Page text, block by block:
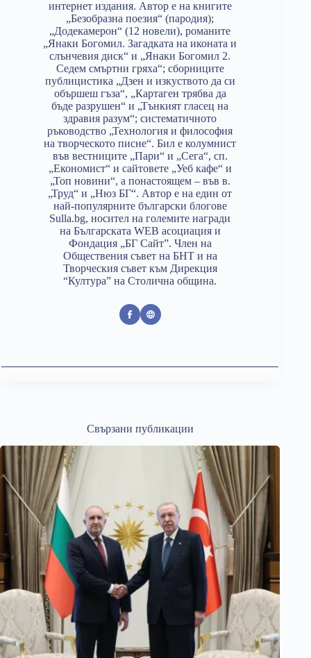
интернет издания. Автор е на книгите
„Безобразна поезия“ (пародия);
„Додекамерон“ (12 новели), романите
„Янаки Богомил. Загадката на иконата и
слънчевия диск“ и „Янаки Богомил 2.
Седем смъртни гряха“; сборниците
публицистика „Дзен и изкуството да си
обършеш гъза“, „Картаген трябва да
бъде разрушен“ и „Тънкият гласец на
здравия разум“; систематичното
ръководство „Технология и философия
на творческото писне“. Бил е колумнист
във вестниците „Пари“ и „Сега“, сп.
„Економист“ и сайтовете „Уеб кафе“ и
„Топ новини“, а понастоящем – във в.
„Труд“ и „Нюз БГ“. Автор е на един от
най-популярните български блогове
Sulla.bg, носител на големите награди
на Българската WEB асоциация и
Фондация „БГ Сайт”. Член на
Обществения съвет на БНТ и на
Творческия съвет към Дирекция
“Култура” на Столична община.
Свързани публикации